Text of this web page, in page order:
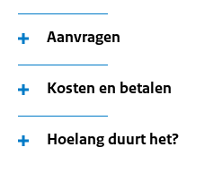
Aanvragen
Kosten en betalen
Hoelang duurt het?